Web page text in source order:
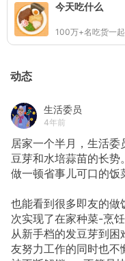
今天吃什么
100万+名吃货一
动态
生活委员
4年前
居家一个半月，生活
豆芽和水培蒜苗的长
做一顿省事儿可口的饭
也能看到很多即友的做
次实现了在家种菜-烹
从新手档的发豆芽到
友努力工作的同时也不